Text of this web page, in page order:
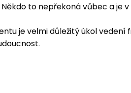
to nepřekoná vůbec a je
je velmi důležitý úkol vedení